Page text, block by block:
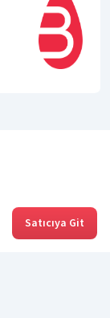
Satıcıya Git